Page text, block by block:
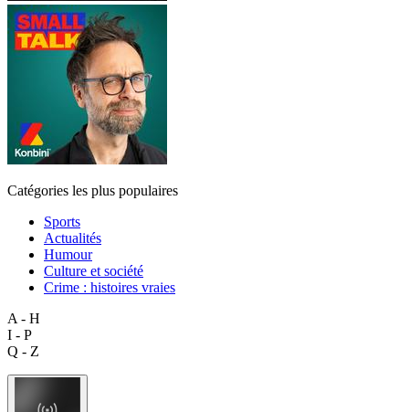
Catégories les plus populaires
Sports
Actualités
Humour
Culture et société
Crime : histoires vraies
A - H
I - P
Q - Z